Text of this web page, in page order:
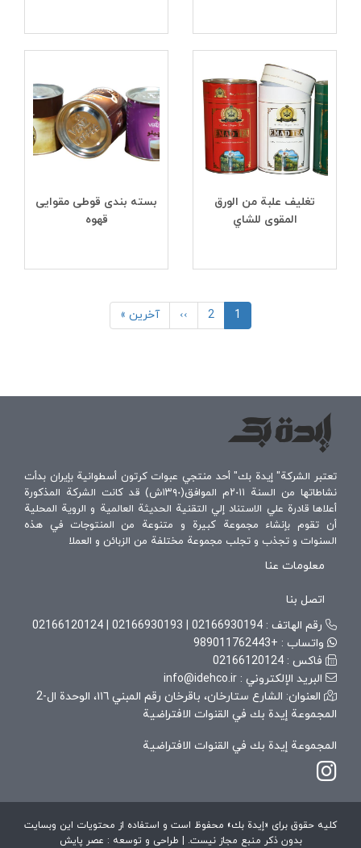
تغليف علبة من الورق
المقوى للشاي
بسته بندی قوطی مقوایی
قهوه
Current
page
1 الصفحة
2
الصفحة
التالية
››
Last
page
آخرین »
تعتبر الشركة" إيدة بك" أحد منتجي عبوات كرتون أسطوانية بإيران بدأت
نشاطاتها من السنة ٢٠١١م الموافق(١٣٩٠ش) قد كانت الشركة المذكورة
أعلاها قادرة علي الاستناد إلي التقنية الحديثة العالمية و الروية المحلية
أن تقوم بإنشاء مجموعة كبيرة و متنوعة من المنتوجات في هذه
السنوات و تجذب و تجلب مجموعة مختلفة من الزبائن و العملا
معلومات عنا
اتصل بنا
رقم الهاتف : 02166930194
02166930193
02166120124
واتساب : +989011762443
فاكس : 02166120124
البريد الإلكتروني : info@idehco.ir
العنوان: الشارع ستارخان، باقرخان رقم المبني ١١٦، الوحدة ال-2
المجموعة إيدة بك في القنوات الافتراضية
المجموعة إيدة بك في القنوات الافتراضية
کلیه حقوق برای «إيدة بك» محفوظ است و استفاده از محتویات این وبسایت
بدون ذکر منبع مجاز نیست. | طراحی و توسعه : عصر پایش